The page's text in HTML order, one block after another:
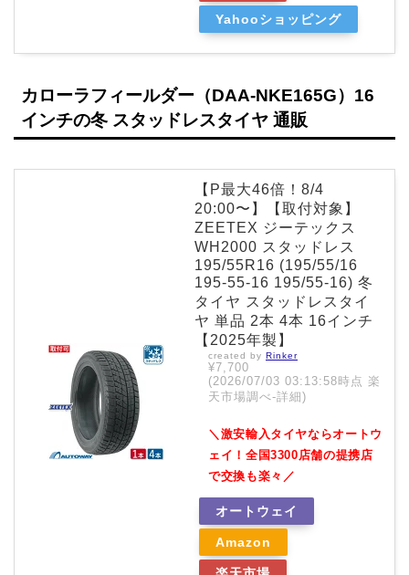
Yahooショッピング
カローラフィールダー（DAA-NKE165G）16
インチの冬 スタッドレスタイヤ 通販
【P最大46倍！8/4
20:00〜】【取付対象】
ZEETEX ジーテックス
WH2000 スタッドレス
195/55R16 (195/55/16
195-55-16 195/55-16) 冬
タイヤ スタッドレスタイ
ヤ 単品 2本 4本 16インチ
【2025年製】
created by Rinker
¥7,700
(2026/07/03 03:13:58時点 楽
天市場調べ-詳細)
＼激安輸入タイヤならオートウ
ェイ！全国3300店舗の提携店
で交換も楽々／
オートウェイ
Amazon